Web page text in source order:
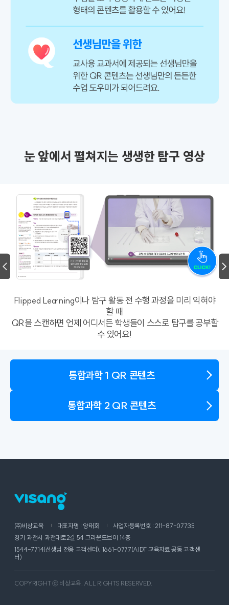
눈 앞에서 펼쳐지는 생생한 탐구 영상
Flipped Learning이나 탐구 활동 전 수행 과정을 미리 익혀야
할 때
QR을 스캔하면 언제 어디서든 학생들이 스스로 탐구를 공부할
수 있어요!
통합과학 1 QR 콘텐츠
통합과학 2 QR 콘텐츠
㈜비상교육 대표자명 : 양태회
사업자등록번호 : 211-87-07735
경기 과천시 과천대로2길 54 그라운드브이 14층
1544-7714(선생님 전용 고객센터), 1661-0777(AIDT 교육자료 공동 고객센
터)
COPYRIGHT ⓒ 비상교육. ALL RIGHTS RESERVED.